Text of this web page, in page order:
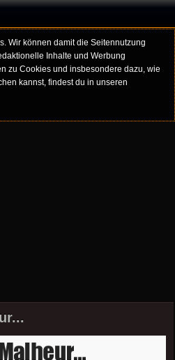
Wir können damit die Seitennutzung
Inhalte und Werbung
zu Cookies und insbesondere dazu, wie
kannst, findest du in unseren